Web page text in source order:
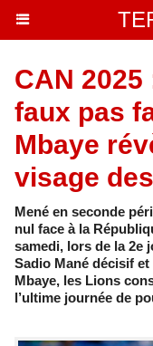
CAN
faux pas
Mbaye
visage
Mené en seconde
nul face à la
samedi, lors de la 2e
Sadio Mané décisif et
Mbaye, les Lions
l’ultime journée de